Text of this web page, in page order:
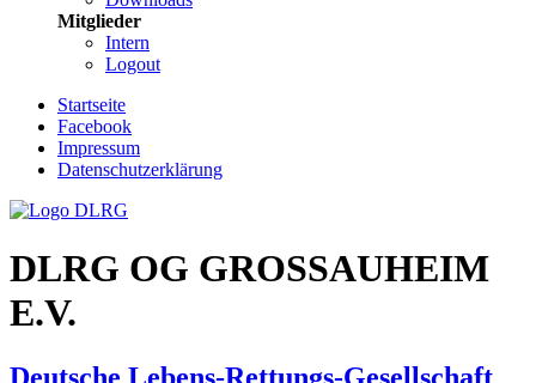
Mitglieder
Intern
Logout
Startseite
Facebook
Impressum
Datenschutzerklärung
DLRG OG GROSSAUHEIM
E.V.